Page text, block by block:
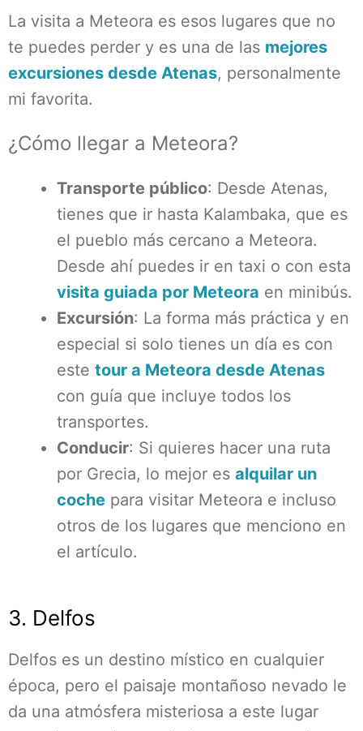
La visita a Meteora es esos lugares que no
te puedes perder y es una de las mejores
excursiones desde Atenas, personalmente
mi favorita.
¿Cómo llegar a Meteora?
Transporte público: Desde Atenas,
tienes que ir hasta Kalambaka, que es
el pueblo más cercano a Meteora.
Desde ahí puedes ir en taxi o con esta
visita guiada por Meteora en minibús.
Excursión: La forma más práctica y en
especial si solo tienes un día es con
este tour a Meteora desde Atenas
con guía que incluye todos los
transportes.
Conducir: Si quieres hacer una ruta
por Grecia, lo mejor es alquilar un
coche para visitar Meteora e incluso
otros de los lugares que menciono en
el artículo.
3. Delfos
Delfos es un destino místico en cualquier
época, pero el paisaje montañoso nevado le
da una atmósfera misteriosa a este lugar